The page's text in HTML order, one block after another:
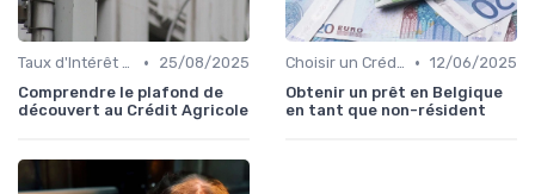
Taux d'Intérêt et Conditions de Crédit •
25/08/2025
Comprendre le plafond de
découvert au Crédit Agricole
Choisir un Crédit Immobilier • 12/06/2025
Obtenir un prêt en Belgique
en tant que non-résident